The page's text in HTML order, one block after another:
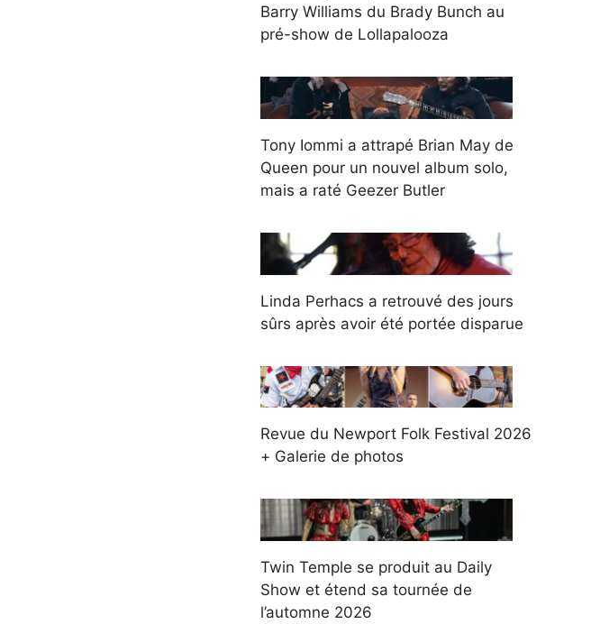
Barry Williams du Brady Bunch au
pré-show de Lollapalooza
Tony Iommi a attrapé Brian May de
Queen pour un nouvel album solo,
mais a raté Geezer Butler
Linda Perhacs a retrouvé des jours
sûrs après avoir été portée disparue
Revue du Newport Folk Festival 2026
+ Galerie de photos
Twin Temple se produit au Daily
Show et étend sa tournée de
l’automne 2026